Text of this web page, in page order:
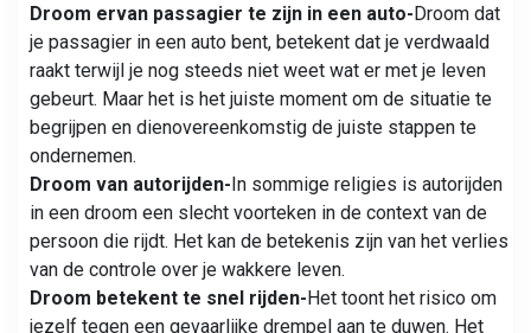
Droom ervan passagier te zijn in een auto-Droom dat
je passagier in een auto bent, betekent dat je verdwaald
raakt terwijl je nog steeds niet weet wat er met je leven
gebeurt. Maar het is het juiste moment om de situatie te
begrijpen en dienovereenkomstig de juiste stappen te
ondernemen.
Droom van autorijden-In sommige religies is autorijden
in een droom een ​​slecht voorteken in de context van de
persoon die rijdt. Het kan de betekenis zijn van het verlies
van de controle over je wakkere leven.
Droom betekent te snel rijden-Het toont het risico om
jezelf tegen een gevaarlijke drempel aan te duwen. Het